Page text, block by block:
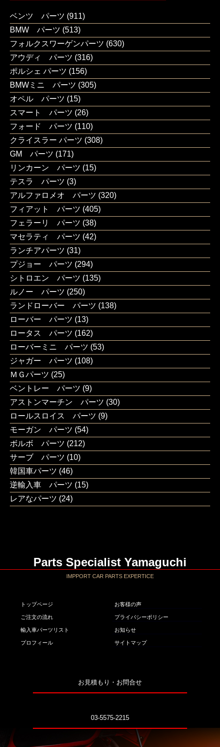
ベンツ パーツ (911)
BMW パーツ (513)
フォルクスワーゲンパーツ (630)
アウディ パーツ (316)
ポルシェ パーツ (156)
BMWミニ パーツ (305)
オペル パーツ (15)
スマート パーツ (26)
フォード パーツ (110)
クライスラー パーツ (308)
GM パーツ (171)
リンカーン パーツ (15)
テスラ パーツ (3)
アルファロメオ パーツ (320)
フィアット パーツ (405)
フェラーリ パーツ (38)
マセラティ パーツ (42)
ランチアパーツ (31)
プジョー パーツ (294)
シトロエン パーツ (135)
ルノー パーツ (250)
ランドローバー パーツ (138)
ローバー パーツ (13)
ロータス パーツ (162)
ローバーミニ パーツ (53)
ジャガー パーツ (108)
ＭＧパーツ (25)
ベントレー パーツ (9)
アストンマーチン パーツ (30)
ロールスロイス パーツ (9)
モーガン パーツ (54)
ボルボ パーツ (212)
サーブ パーツ (10)
韓国車パーツ (46)
逆輸入車 パーツ (15)
レアなパーツ (24)
Parts Specialist Yamaguchi
IMPPORT CAR PARTS EXPERTICE
トップページ
ご注文の流れ
輸入車パーツリスト
プロフィール
お客様の声
プライバシーポリシー
お知らせ
サイトマップ
お見積もり・お問合せ
03-5575-2215